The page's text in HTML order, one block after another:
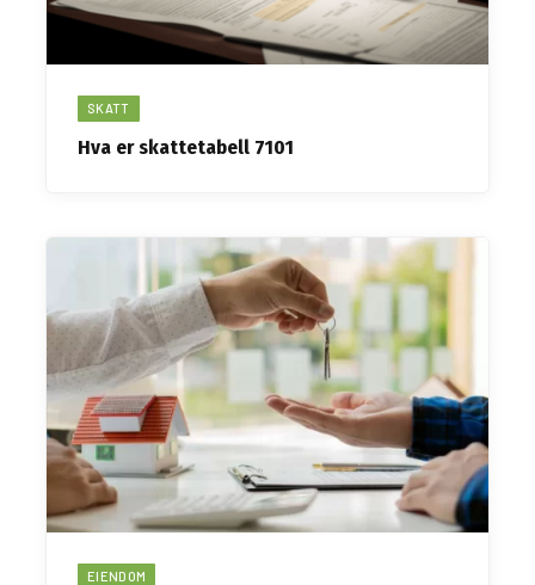
SKATT
Hva er skattetabell 7101
EIENDOM